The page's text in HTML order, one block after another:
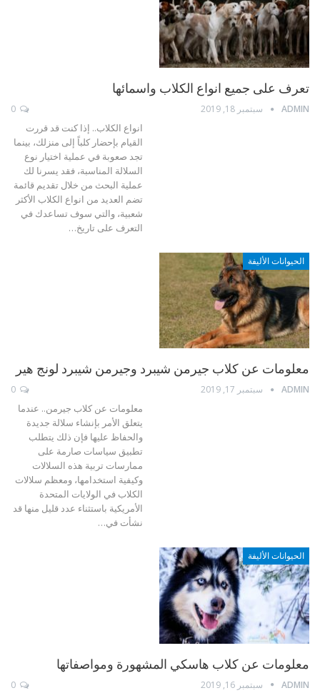
تعرف على جميع انواع الكلاب واسمائها
ADMIN سبتمبر 18, 2019
انواع الكلاب.. إذا كنت قد قررت
القيام بإحضار كلباً إلى منزلك، بينما
تجد صعوبة في عملية اختيار نوع
السلالة المناسبة، فقد يسرنا لك
عملية البحث من خلال تقديم قائمة
تضم العديد من انواع الكلاب الأكثر
شعبية، والتي سوف تساعدك في
التعرف على تاريخ…
الحيوانات الأليفة
معلومات عن كلاب جيرمن شيبرد وجيرمن شيبرد لونج هير
ADMIN سبتمبر 17, 2019
معلومات عن كلاب جيرمن.. عندما
يتعلق الأمر بإنشاء سلالة جديدة
والحفاظ عليها فإن ذلك يتطلب
تطبيق سياسات صارمة على
ممارسات تربية هذه السلالات
وكيفية استخدامها، ومعظم سلالات
الكلاب في الولايات المتحدة
الأمريكية باستثناء عدد قليل منها قد
نشأت في…
الحيوانات الأليفة
معلومات عن كلاب هاسكي المشهورة ومواصفاتها
ADMIN سبتمبر 16, 2019